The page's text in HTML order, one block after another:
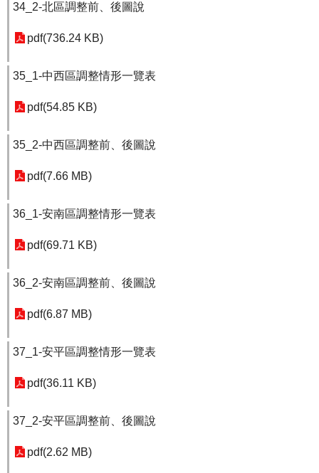
34_2-北區調整前、後圖說
pdf(736.24 KB)
35_1-中西區調整情形一覽表
pdf(54.85 KB)
35_2-中西區調整前、後圖說
pdf(7.66 MB)
36_1-安南區調整情形一覽表
pdf(69.71 KB)
36_2-安南區調整前、後圖說
pdf(6.87 MB)
37_1-安平區調整情形一覽表
pdf(36.11 KB)
37_2-安平區調整前、後圖說
pdf(2.62 MB)